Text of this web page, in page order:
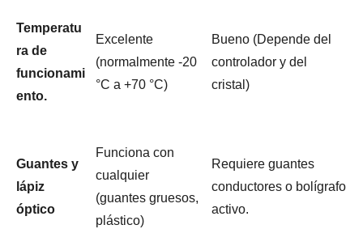
Temperatu
ra de
funcionami
ento.
Excelente
(normalmente -20
°C a +70 °C)
Bueno (Depende del
controlador y del
cristal)
Guantes y
lápiz
óptico
Funciona con
cualquier
(guantes gruesos,
plástico)
Requiere guantes
conductores o bolígrafo
activo.